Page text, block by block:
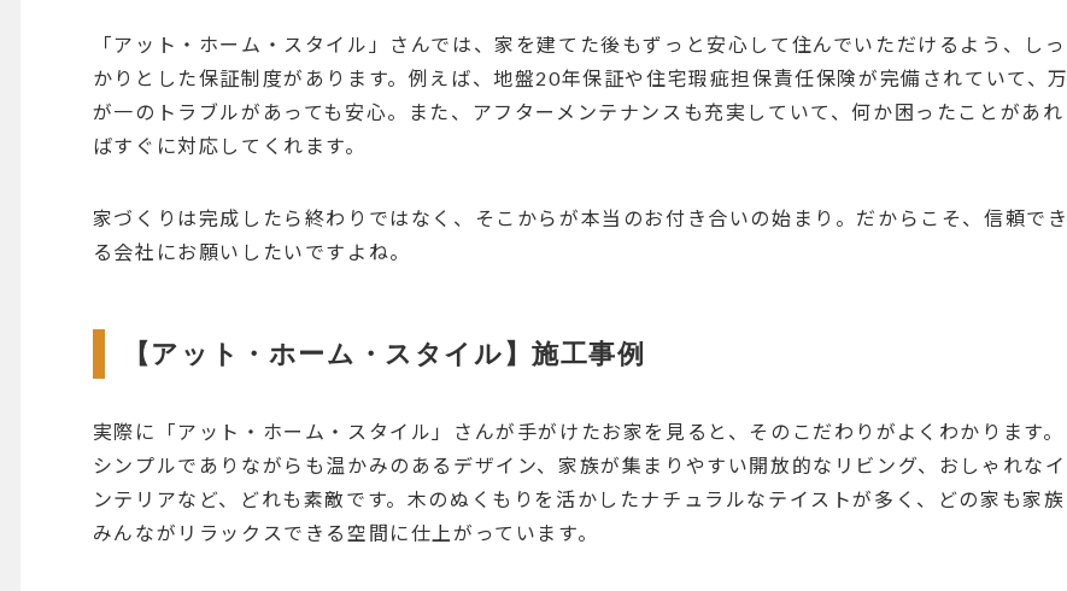
「アット・ホーム・スタイル」さんでは、家を建てた後もずっと安心して住んでいただけるよう、しっ
かりとした保証制度があります。例えば、地盤20年保証や住宅瑕疵担保責任保険が完備されていて、万
が一のトラブルがあっても安心。また、アフターメンテナンスも充実していて、何か困ったことがあれ
ばすぐに対応してくれます。
家づくりは完成したら終わりではなく、そこからが本当のお付き合いの始まり。だからこそ、信頼でき
る会社にお願いしたいですよね。
【アット・ホーム・スタイル】施工事例
実際に「アット・ホーム・スタイル」さんが手がけたお家を見ると、そのこだわりがよくわかります。
シンプルでありながらも温かみのあるデザイン、家族が集まりやすい開放的なリビング、おしゃれなイ
ンテリアなど、どれも素敵です。木のぬくもりを活かしたナチュラルなテイストが多く、どの家も家族
みんながリラックスできる空間に仕上がっています。